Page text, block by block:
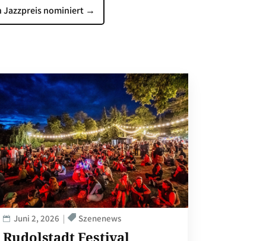
Jazzpreis nominiert →
Rudolstadt Festival
Juni 2, 2026 Szenenews